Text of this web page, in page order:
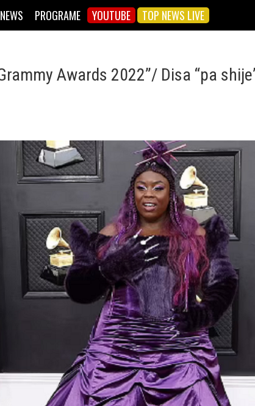
PROGRAME YOUTUBE TOP NEWS LIVE
Awards 2022”/ Disa “pa